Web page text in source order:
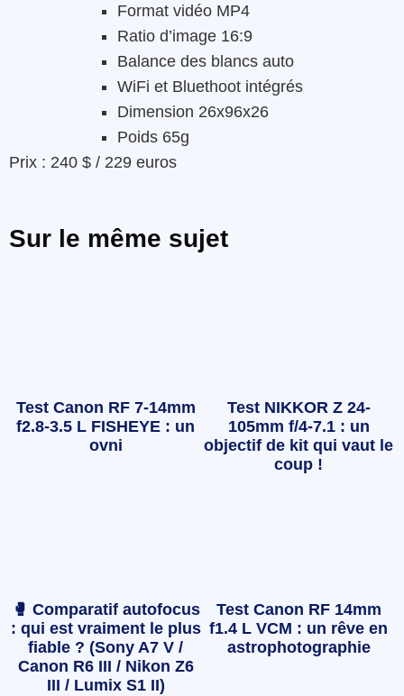
Format vidéo MP4
Ratio d’image 16:9
Balance des blancs auto
WiFi et Bluethoot intégrés
Dimension 26x96x26
Poids 65g
Prix : 240 $ / 229 euros
Sur le même sujet
Test Canon RF 7-14mm
f2.8-3.5 L FISHEYE : un
ovni
Test NIKKOR Z 24-
105mm f/4-7.1 : un
objectif de kit qui vaut le
coup !
🥊 Comparatif autofocus
: qui est vraiment le plus
fiable ? (Sony A7 V /
Canon R6 III / Nikon Z6
III / Lumix S1 II)
Test Canon RF 14mm
f1.4 L VCM : un rêve en
astrophotographie